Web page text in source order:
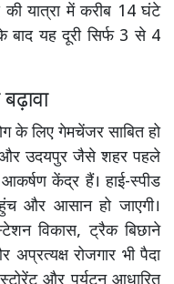
की यात्रा में करीब 14 घंटे
यह दूरी सिर्फ 3 से 4
के लिए गेमचेंजर साबित हो
और उदयपुर जैसे शहर पहले
केंद्र हैं। हाई-स्पीड
और आसान हो जाएगी।
विकास, ट्रैक बिछाने
रोजगार भी पैदा